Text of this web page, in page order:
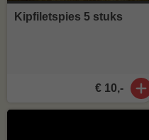
Kipfiletspies 5 stuks
€ 10,-